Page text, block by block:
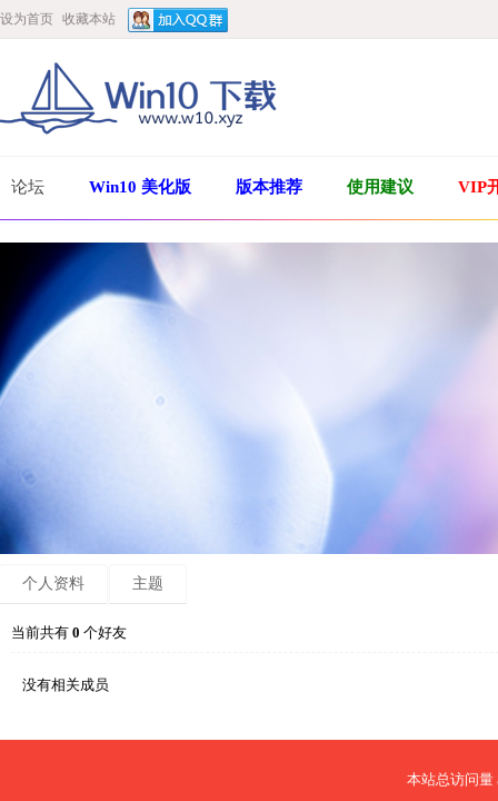
设为首页 收藏本站
论坛 Win10 美化版 版本推荐 使用建议 VIP
个人资料 主题
当前共有 0 个好友
没有相关成员
本站总访问量